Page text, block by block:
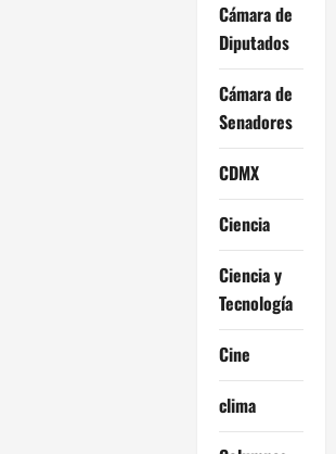
Cámara de
Diputados
Cámara de
Senadores
CDMX
Ciencia
Ciencia y
Tecnología
Cine
clima